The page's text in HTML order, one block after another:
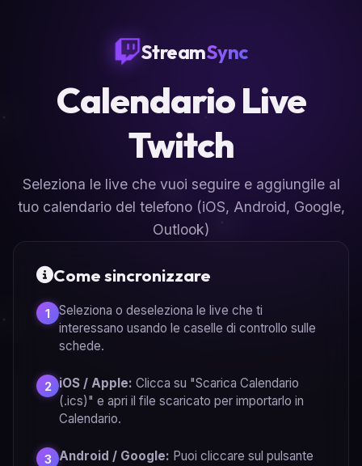
StreamSync
Calendario Live
Twitch
Seleziona le live che vuoi seguire e aggiungile al
tuo calendario del telefono (iOS, Android, Google,
Outlook)
Come sincronizzare
1
Seleziona o deseleziona le live che ti
interessano usando le caselle di controllo sulle
schede.
2 iOS / Apple: Clicca su "Scarica Calendario
(.ics)" e apri il file scaricato per importarlo in
Calendario.
3 Android / Google: Puoi cliccare sul pulsante